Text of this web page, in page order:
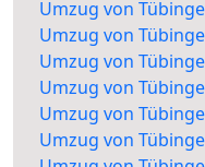
Umzug von
Umzug von
Umzug von
Umzug von
Umzug von
Umzug von